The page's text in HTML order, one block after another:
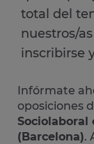
total del
nuestros/
inscribirse
Infórmate
oposiciones
Sociolaboral
(Barcelona).